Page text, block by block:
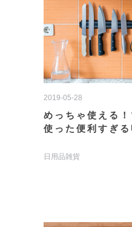
2019-05-28
めっちゃ使える
使った便利すぎ
日用品雑貨